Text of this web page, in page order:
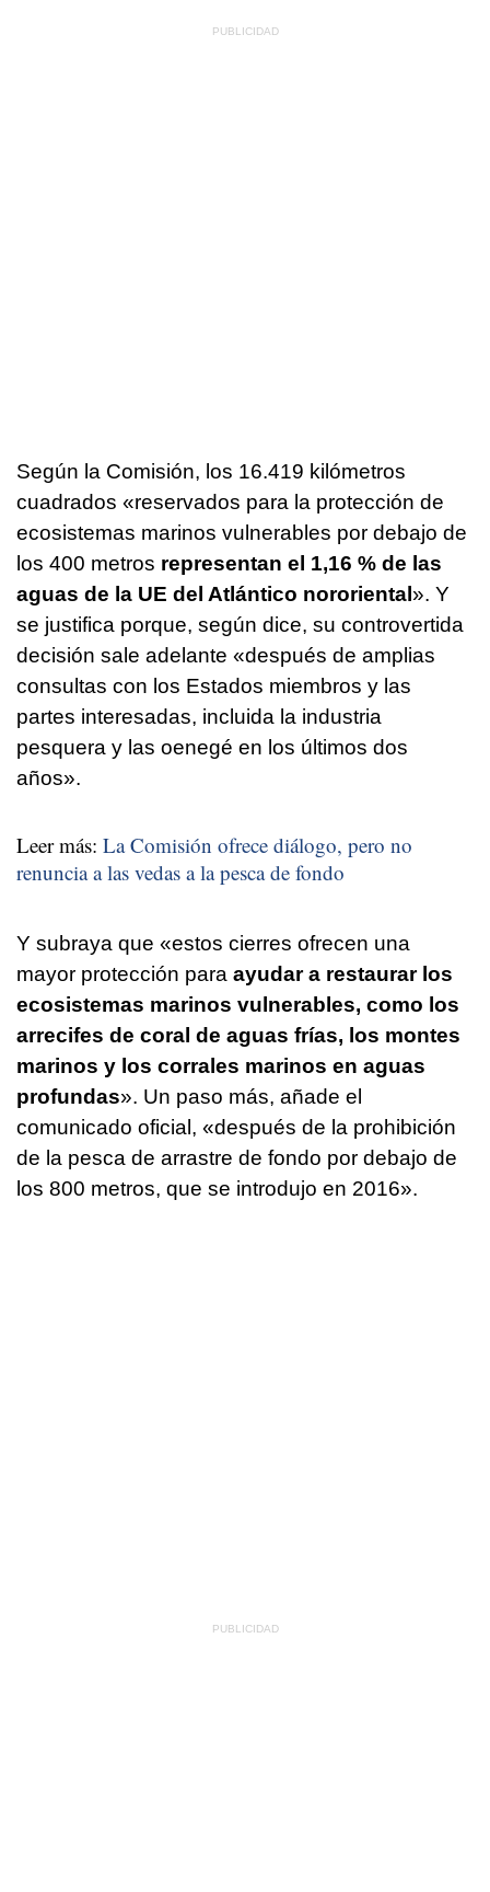
Según la Comisión, los 16.419 kilómetros
cuadrados «reservados para la protección de
ecosistemas marinos vulnerables por debajo de
los 400 metros representan el 1,16 % de las
aguas de la UE del Atlántico nororiental ». Y
se justifica porque, según dice, su controvertida
decisión sale adelante «después de amplias
consultas con los Estados miembros y las
partes interesadas, incluida la industria
pesquera y las oenegé en los últimos dos
años».
Leer más: La Comisión ofrece diálogo, pero no
renuncia a las vedas a la pesca de fondo
Y subraya que «estos cierres ofrecen una
mayor protección para ayudar a restaurar los
ecosistemas marinos vulnerables, como los
arrecifes de coral de aguas frías, los montes
marinos y los corrales marinos en aguas
profundas». Un paso más, añade el
comunicado oficial, «después de la prohibición
de la pesca de arrastre de fondo por debajo de
los 800 metros, que se introdujo en 2016».